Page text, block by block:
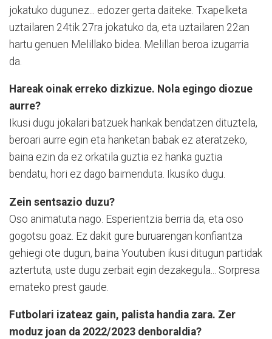
jokatuko dugunez... edozer gerta daiteke. Txapelketa
uztailaren 24tik 27ra jokatuko da, eta uztailaren 22an
hartu genuen Melillako bidea. Melillan beroa izugarria
da.
Hareak oinak erreko dizkizue. Nola egingo diozue
aurre?
Ikusi dugu jokalari batzuek hankak bendatzen dituztela,
beroari aurre egin eta hanketan babak ez ateratzeko,
baina ezin da ez orkatila guztia ez hanka guztia
bendatu, hori ez dago baimenduta. Ikusiko dugu.
Zein sentsazio duzu?
Oso animatuta nago. Esperientzia berria da, eta oso
gogotsu goaz. Ez dakit gure buruarengan konfiantza
gehiegi ote dugun, baina Youtuben ikusi ditugun partidak
aztertuta, uste dugu zerbait egin dezakegula... Sorpresa
emateko prest gaude.
Futbolari izateaz gain, palista handia zara. Zer
moduz joan da 2022/2023 denboraldia?